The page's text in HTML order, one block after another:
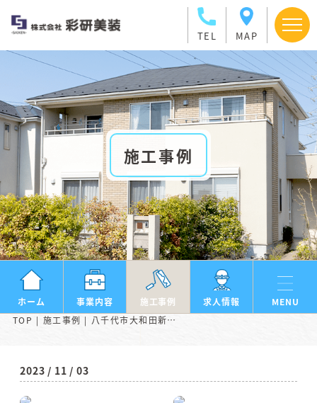
TEL MAP
施工事例
ホーム 事業内容 施工事例 求人情報
MENU
TOP
施工事例 八千代市大和田新田 U様邸 外壁塗装/屋根塗装/付帯部塗装
2023 / 11 / 03